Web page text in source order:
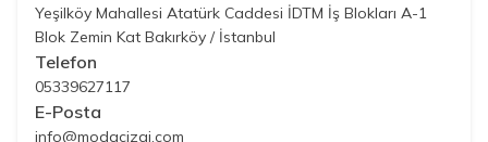
Yeşilköy Mahallesi Atatürk Caddesi İDTM İş Blokları A-1
Blok Zemin Kat Bakırköy / İstanbul
Telefon
05339627117
E-Posta
info@modacizgi.com